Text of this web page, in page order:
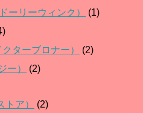
ーリーウィンク）
(1)
ターブロナー）
(2)
ー）
(2)
ア）
(2)